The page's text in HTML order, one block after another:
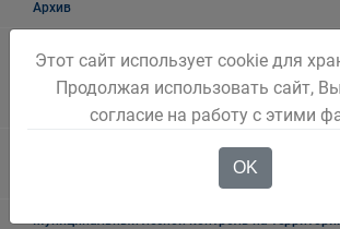
Архив
городском, наземном электрическом транспорте и
хозяйстве в границах Беловского городского округа
Муниципальный жилищный контроль на
Муниципальный лесной контроль на
Этот сайт использует cookie для
Продолжая использовать сайт,
согласие на работу с этими
OK